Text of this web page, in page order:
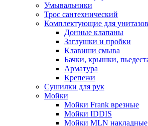
Умывальники
Трос сантехнический
Комплектующие для
Донные клапаны
Заглушки и пробки
Клавиши смыва
Бачки, крышки,
Арматура
Крепежи
Сушилки для рук
Мойки
Мойки Frank врезные
Мойки IDDIS
Мойки MLN накладные